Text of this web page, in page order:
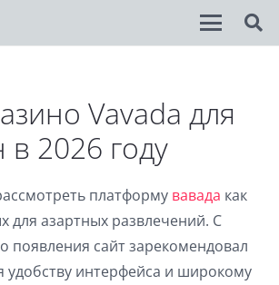
Vavada для
в 2026 году
платформу вавада как
для азартных развлечений. С
появления сайт зарекомендовал
удобству интерфейса и широкому
Color
font